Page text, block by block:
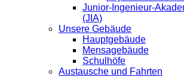
Junior-Ingenieur-
(JIA)
Unsere Gebäude
Hauptgebäude
Mensagebäude
Schulhöfe
Austausche und Fahrten